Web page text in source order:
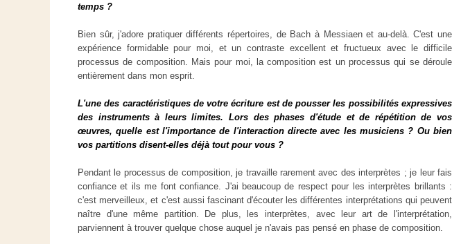
temps ?
Bien sûr, j'adore pratiquer différents répertoires, de Bach à Messiaen et au-delà. C'est une
expérience formidable pour moi, et un contraste excellent et fructueux avec le difficile
processus de composition. Mais pour moi, la composition est un processus qui se déroule
entièrement dans mon esprit.
L'une des caractéristiques de votre écriture est de pousser les possibilités expressives
des instruments à leurs limites. Lors des phases d'étude et de répétition de vos
œuvres, quelle est l'importance de l'interaction directe avec les musiciens ? Ou bien
vos partitions disent-elles déjà tout pour vous ?
Pendant le processus de composition, je travaille rarement avec des interprètes ; je leur fais
confiance et ils me font confiance. J'ai beaucoup de respect pour les interprètes brillants :
c'est merveilleux, et c'est aussi fascinant d'écouter les différentes interprétations qui peuvent
naître d'une même partition. De plus, les interprètes, avec leur art de l'interprétation,
parviennent à trouver quelque chose auquel je n'avais pas pensé en phase de composition.